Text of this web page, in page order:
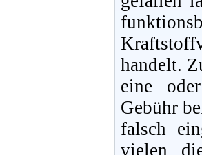
handelt.
eine
Gebühr
falsch
vielen